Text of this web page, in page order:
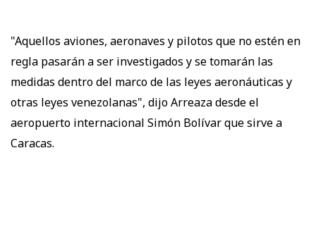
"Aquellos aviones, aeronaves y pilotos que no estén en
regla pasarán a ser investigados y se tomarán las
medidas dentro del marco de las leyes aeronáuticas y
otras leyes venezolanas", dijo Arreaza desde el
aeropuerto internacional Simón Bolívar que sirve a
Caracas.